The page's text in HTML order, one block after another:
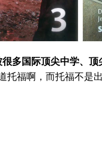
多国际顶尖中学、顶
托福啊，而托福不